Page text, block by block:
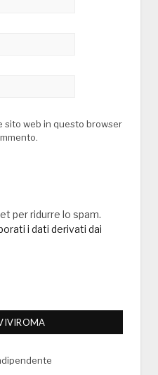
sito web in questo browser
per ridurre lo spam.
i dati derivati dai